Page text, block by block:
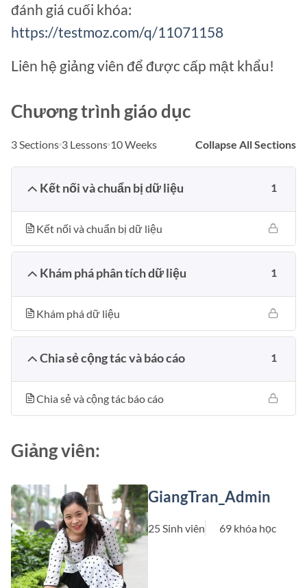
đánh giá cuối khóa:
https://testmoz.com/q/11071158
Liên hệ giảng viên để được cấp mật khẩu!
Chương trình giáo dục
3 Sections 3 Lessons 10 Weeks Collapse All Sections
Kết nối và chuẩn bị dữ liệu 1
Kết nối và chuẩn bị dữ liệu
Khám phá phân tích dữ liệu 1
Khám phá dữ liệu
Chia sẻ cộng tác và báo cáo 1
Chia sẻ và cộng tác báo cáo
Giảng viên:
GiangTran_Admin
25 Sinh viên 69 khóa học